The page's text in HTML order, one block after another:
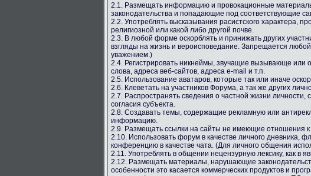
2.1. Размещать информацию и провокационные
законодательства и попадающие под соответствующие
2.2. Употреблять высказывания расистского характера,
религиозной или какой либо другой почве.
2.3. В любой форме оскорблять и принижать других
взгляды на жизнь и вероисповедание. Запрещается любой
уважением.)
2.4. Регистрировать никнеймы, звучащие вызывающе или
слова, адреса веб-сайтов, адреса e-mail и т.п.
2.5. Использование аватаров, которые так или иначе
2.6. Клеветать на участников Форума, а так же других
2.7. Распространять сведения о частной жизни
согласия субъекта.
2.8. Создавать темы, содержащие рекламную или
информацию.
2.9. Размещать ссылки на сайты не имеющие отношения
2.10. Использовать форум в качестве личного дневника,
конференцию в качестве чата. (Для личного общения
2.11. Употреблять в общении нецензурную лексику, как в
2.12. Размещать материалы, нарушающие
особенности это касается коммерческих продуктов и